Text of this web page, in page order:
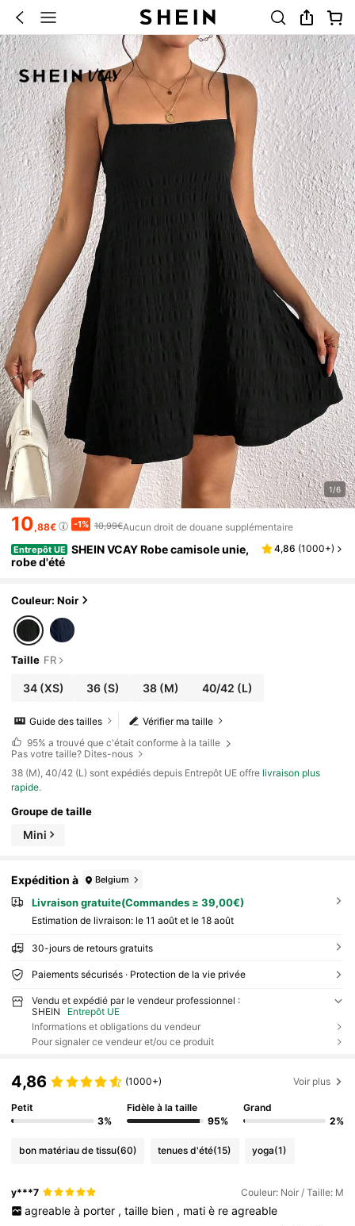
1/6
10,88€ -1% 10,99€Aucun droit de douane supplémentaire
Entrepôt UE SHEIN VCAY Robe camisole unie,
robe d'été
4,86 (1000+)
Couleur: Noir
Taille FR
34(XS) 36 (S) 38(M) 40/42 (L)
Vérifier ma taille
Guide des tailles
95% a trouvé que c'était conforme à la taille
Pas votre taille? Dites-nous
​38 (M), 40/42 (L) sont expédiés depuis Entrepôt UE offre livraison plus
rapide.
Groupe de taille
Mini
Expédition à Belgium
Livraison gratuite(Commandes ≥ 39,00€)
Estimation de livraison: le 11 août et le 18 août
30-jours de retours gratuits
Paiements sécurisés · Protection de la vie privée
Vendu et expédié par le vendeur professionnel :
SHEIN
Entrepôt UE
Informations et obligations du vendeur
Pour signaler ce vendeur et/ou ce produit
4,86 (1000+) Voir plus
Petit
3%
Fidèle à la taille
95%
Grand
2%
bon matériau de tissu(60) tenues d'été(15) yoga(1)
y***7 Couleur: Noir / Taille: M
agreable à porter , taille bien , mati è re agreable